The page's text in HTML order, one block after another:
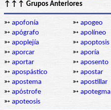
↑↑↑ Grupos Anteriores
➳ apofonía ➳ apogeo
➳ apógrafo ➳ apolíneo
➳ apoplejía ➳ apoptosis
➳ aporcar ➳ aporía
➳ aportar ➳ aposento
➳ apospástico ➳ apostar
➳ apostema ➳ apostillar
➳ apóstrofe ➳ apotegma
➳ apoteosis